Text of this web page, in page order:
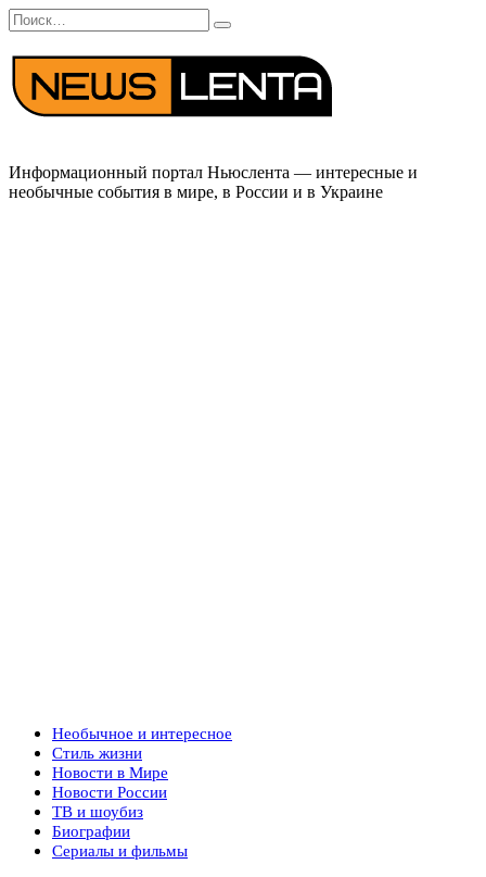
Перейти
к
содержанию
Search
for:
Информационный портал Ньюслента — интересные и
необычные события в мире, в России и в Украине
Необычное и интересное
Стиль жизни
Новости в Мире
Новости России
ТВ и шоубиз
Биографии
Сериалы и фильмы